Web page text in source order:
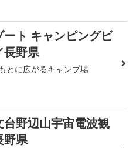
ート キャンピングビ
長野県
とに広がるキャンプ場
台野辺山宇宙電波観
野県